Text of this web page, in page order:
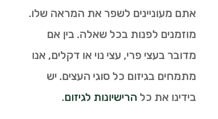
אתם מעוניינים לשפר את המראה שלו.
מוזמנים לפנות בכל שאלה. בין אם
מדובר בעצי פרי, עצי נוי או דקלים, אנו
מתמחים בגיזום כל סוגי העצים. יש
בידינו את כל הרישיונות לגיזום.